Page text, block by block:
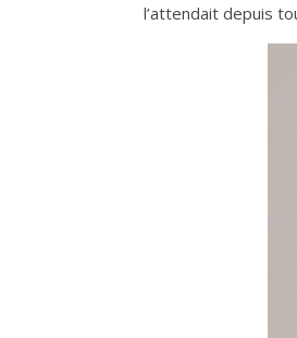
l’attendait depuis